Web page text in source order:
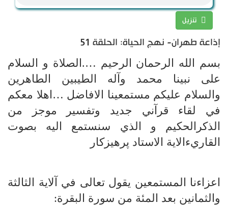
تنزيل
إذاعة طهران- نهج الحياة: الحلقة 51
بسم الله الرحمان الرحيم ….الصلاة و السلام
على نبينا محمد وآله الطيبين الطاهرين
والسلام عليكم مستمعينا الافاضل …اهلا معكم
في لقاء قرآني جديد وتفسير موجز من
الذكرالحكيم و الذي سنستمع اليه بصوت
القاريءالاية الاستاد پرهيزكار
اعزاءنا المستمعين يقول تعالى في آلاية الثالثة
والثمانين بعد المئة من سورة البقرة: